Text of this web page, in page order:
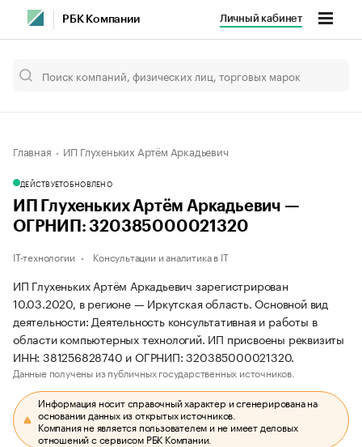
РБК Компании Личный кабинет
Главная ИП Глухеньких Артём Аркадьевич
ДЕЙСТВУЕТОБНОВЛЕНО
ИП Глухеньких Артём Аркадьевич —
ОГРНИП: 320385000021320
IT-технологии Консультации и аналитика в IT
ИП Глухеньких Артём Аркадьевич зарегистрирован
10.03.2020, в регионе — Иркутская область. Основной вид
деятельности: Деятельность консультативная и работы в
области компьютерных технологий. ИП присвоены реквизиты
ИНН: 381256828740 и ОГРНИП: 320385000021320.
Данные получены из публичных государственных источников.
Информация носит справочный характер и сгенерирована на
основании данных из открытых источников.
Компания не является пользователем и не имеет деловых
отношений с сервисом РБК Компании.